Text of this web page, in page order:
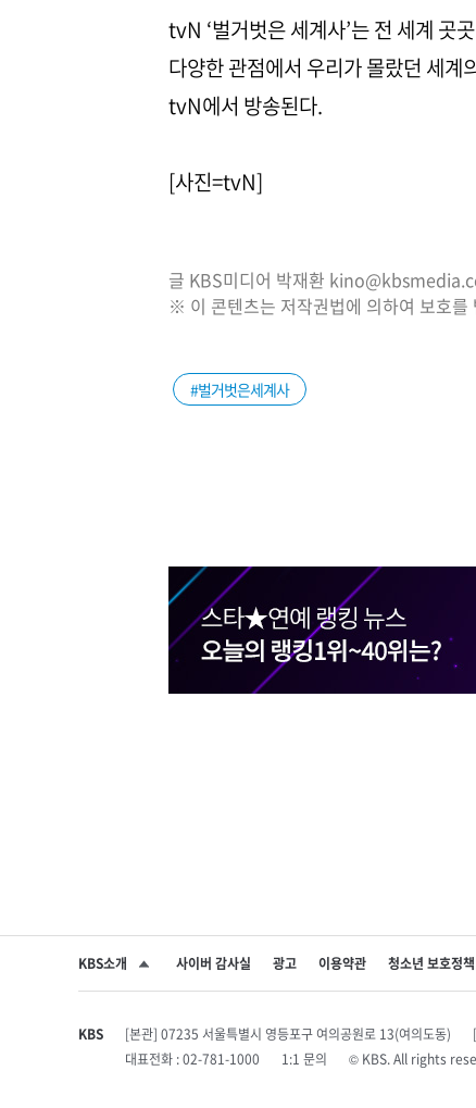
tvN ‘벌거벗은 세계사’는 전 세계 곳
다양한 관점에서 우리가 몰랐던 세
tvN에서 방송된다.
[사진=tvN]
글 KBS미디어 박재환
※ 이 콘텐츠는 저작권법에 의하여 보호를
#벌거벗은세계사
KBS소개 사이버 감사실 광고 이용약관 청소년 보호정책
KBS [본관] 07235 서울특별시 영등포구 여의공원로 13(여의도동)
대표전화 : 02-781-1000
1:1 문의 © KBS. All rights
SNS 공유하기